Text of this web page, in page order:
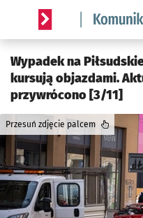
Serwis informacyjny
Wypadek na
kursują objazdami.
przywrócono [3/11]
Przesuń zdjęcie palcem